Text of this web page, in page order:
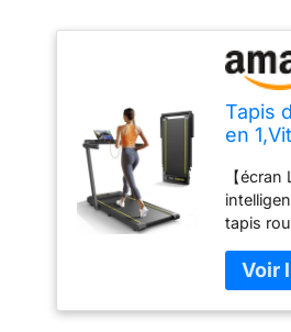
Tapis
en
km/
la
【
tapis
affiche